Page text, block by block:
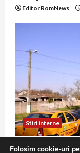
Editor RomNews
Stiri interne
Atenție, șoferi:
Folosim cookie-uri